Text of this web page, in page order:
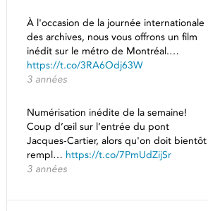
À l'occasion de la journée internationale
des archives, nous vous offrons un film
inédit sur le métro de Montréal.…
https://t.co/3RA6Odj63W
3 années
Numérisation inédite de la semaine!
Coup d’œil sur l’entrée du pont
Jacques-Cartier, alors qu'on doit bientôt
rempl… https://t.co/7PmUdZijSr
3 années